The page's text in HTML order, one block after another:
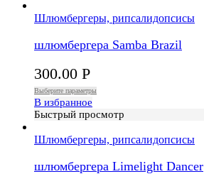
Шлюмбергеры, рипсалидопсисы
шлюмбергера Samba Brazil
300.00 Р
Выберите параметры
В избранное
Быстрый просмотр
Шлюмбергеры, рипсалидопсисы
шлюмбергера Limelight Dancer